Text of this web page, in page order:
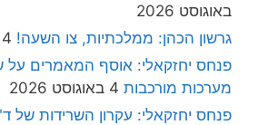
באוגוסט 2026
גרשון הכהן: ממלכתיות, צו השעה! 4 באוגוסט 2026
פנחס יחזקאלי: אוסף המאמרים על
מערכות מורכבות 4 באוגוסט 2026
פנחס יחזקאלי: עקרון השרידות של